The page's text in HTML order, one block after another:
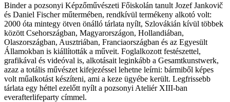
Binder a pozsonyi Képzőművészeti Főiskolán tanult Jozef Jankovič
és Daniel Fischer műtermében, rendkívül termékeny alkotó volt:
2000 óta mintegy ötven önálló tárlata nyílt, Szlovákián kívül többek
között Csehországban, Magyarországon, Hollandiában,
Olaszországban, Ausztriában, Franciaországban és az Egyesült
Államokban is kiállították a műveit. Foglalkozott festészettel,
grafikával és videóval is, alkotásait leginkább a Gesamtkunstwerk,
azaz a totális művészet kifejezéssel lehetne leírni: bármiből képes
volt műalkotást készíteni, ami a keze ügyébe került. Legfrissebb
tárlata egy héttel ezelőtt nyílt a pozsonyi Ateliér XIII-ban
everafterlifeparty címmel.